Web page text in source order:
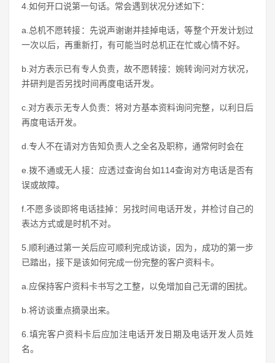
4.如何开口说第一句话。常会遇到状况分述如下：
a.总机不愿转接：先说声谢谢并挂掉电话，等整个开发计划过
一次以后，再重新打，有可能当时总机正在忙或心情不好。
b.对方表示已有专人负责，故不愿转接：婉转询问对方状况，
并研判是否另找时间再度电话开发。
c.对方表示无专人负责：将对方基本资料询问完整，以利日后
再度电话开发。
d.专人不在请对方告知负责人之全名及职称，通常何时会在
e.拨不通或无人接：应透过查询台如114查询对方电话是否有
误或故障。
f.不愿多谈即将电话挂掉：另找时间电话开发，并检讨自己的
表达方式或是时机不对。
5.顺利通过第一关后应可顺利完成访谈，因为，成功的第一步
已踏出，接下是该如何完成一份完整的客户资料卡。
a.应保持客户资料卡书写之工整，以免增加自己无谓的困扰。
b.将访谈重点摘录出来。
6.填完客户资料卡后应加注电话开发日期及电话开发人员姓
名。